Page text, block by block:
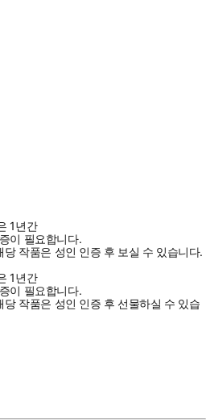
1년간
이 필요합니다.
당 작품은 성인 인증 후 보실 수 있습니다.
1년간
이 필요합니다.
당 작품은 성인 인증 후 선물하실 수 있습